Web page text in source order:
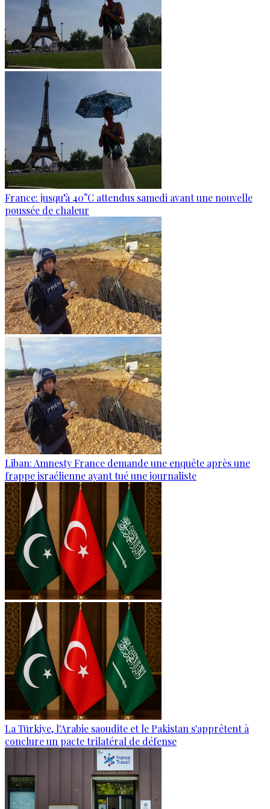
France: jusqu’à 40°C attendus samedi avant une nouvelle
poussée de chaleur
Liban: Amnesty France demande une enquête après une
frappe israélienne ayant tué une journaliste
La Türkiye, l'Arabie saoudite et le Pakistan s'apprêtent à
conclure un pacte trilatéral de défense